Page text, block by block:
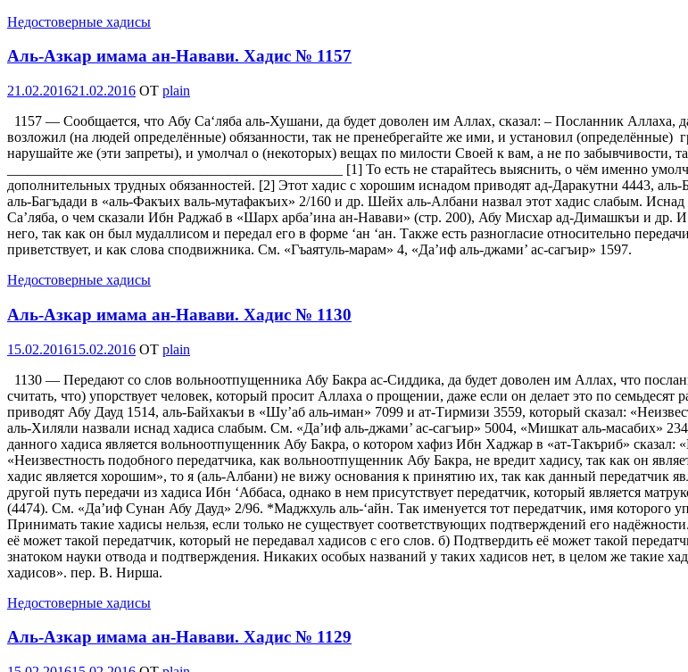
Недостоверные хадисы
Аль-Азкар имама ан-Навави. Хадис № 1157
Опубликовано
21.02.201621.02.2016 OT plain
1157 — Сообщается, что Абу Са‘ляба аль-Хушани, да будет доволен им Аллах, сказал: – Посланник Аллаха,
возложил (на людей определённые) обязанности, так не пренебрегайте же ими, и установил
нарушайте же (эти запреты), и умолчал о (некоторых) вещах по милости Своей к вам, а не по забывчивости,
_______________________________________________ [1] То есть не старайтесь выяснить, о чём именно
дополнительных трудных обязанностей. [2] Этот хадис с хорошим иснадом приводят ад-Даракутни 4443,
аль-Багъдади в «аль-Факъих валь-мутафакъих» 2/160 и др. Шейх аль-Албани назвал этот хадис слабым.
Са’ляба, о чем сказали Ибн Раджаб в «Шарх арба’ина ан-Навави» (стр. 200), Абу Мисхар ад-Димашкъи и др.
него, так как он был мудаллисом и передал его в форме ‘ан ‘ан. Также есть разногласие относительно
приветствует, и как слова сподвижника. См. «Гъаятуль-марам» 4, «Да’иф аль-джами’ ас-сагъир» 1597.
Недостоверные хадисы
Аль-Азкар имама ан-Навави. Хадис № 1130
Опубликовано
15.02.201615.02.2016 OT plain
1130 — Передают со слов вольноотпущенника Абу Бакра ас-Сиддика, да будет доволен им Аллах, что
считать, что) упорствует человек, который просит Аллаха о прощении, даже если он делает это по
приводят Абу Дауд 1514, аль-Байхакъи в «Шу’аб аль-иман» 7099 и ат-Тирмизи 3559, который сказал:
аль-Хиляли назвали иснад хадиса слабым. См. «Да’иф аль-джами’ ас-сагъир» 5004, «Мишкат аль-масабих»
данного хадиса является вольноотпущенник Абу Бакра, о котором хафиз Ибн Хаджар в «ат-Такъриб» сказал:
«Неизвестность подобного передатчика, как вольноотпущенник Абу Бакра, не вредит хадису, так как он
хадис является хорошим», то я (аль-Албани) не вижу основания к принятию их, так как данный передатчик
другой путь передачи из хадиса Ибн ‘Аббаса, однако в нем присутствует передатчик, который является
(4474). См. «Да’иф Сунан Абу Дауд» 2/96. *Маджхуль аль-‘айн. Так именуется тот передатчик, имя которого
Принимать такие хадисы нельзя, если только не существует соответствующих подтверждений его
её может такой передатчик, который не передавал хадисов с его слов. б) Подтвердить её может такой
знатоком науки отвода и подтверждения. Никаких особых названий у таких хадисов нет, в целом же такие
хадисов». пер. В. Нирша.
Недостоверные хадисы
Аль-Азкар имама ан-Навави. Хадис № 1129